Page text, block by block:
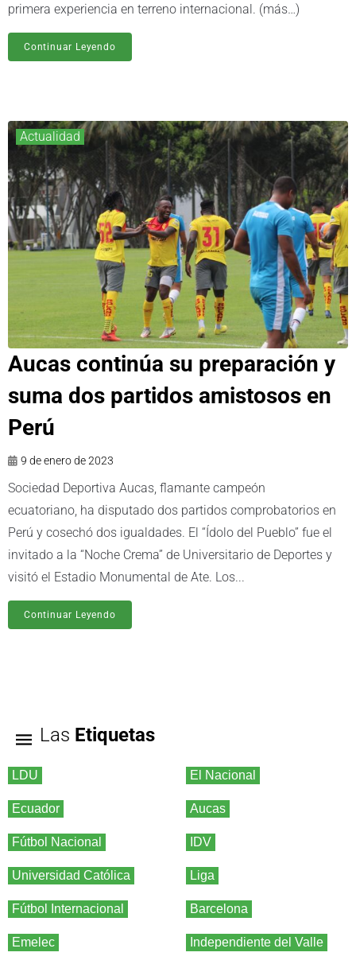
primera experiencia en terreno internacional. (más…)
Continuar Leyendo
Actualidad
Aucas continúa su preparación y
suma dos partidos amistosos en
Perú
9 de enero de 2023
Sociedad Deportiva Aucas, flamante campeón
ecuatoriano, ha disputado dos partidos comprobatorios en
Perú y cosechó dos igualdades. El “Ídolo del Pueblo” fue el
invitado a la “Noche Crema” de Universitario de Deportes y
visitó el Estadio Monumental de Ate. Los...
Continuar Leyendo
Las Etiquetas
LDU El Nacional
Ecuador Aucas
Fútbol Nacional IDV
Universidad Católica Liga
Fútbol Internacional Barcelona
Emelec Independiente del Valle